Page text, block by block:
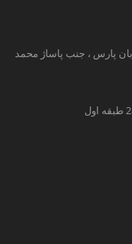
پارس ، جنب پاساژ محمد